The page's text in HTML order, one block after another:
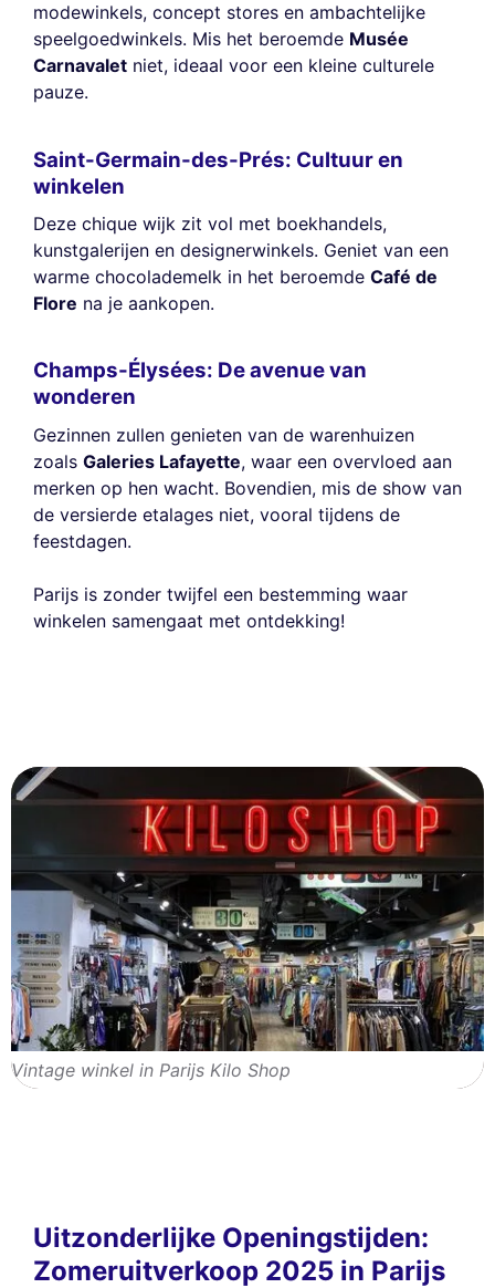
modewinkels, concept stores en ambachtelijke
speelgoedwinkels. Mis het beroemde Musée
Carnavalet niet, ideaal voor een kleine culturele
pauze.
Saint-Germain-des-Prés: Cultuur en
winkelen
Deze chique wijk zit vol met boekhandels,
kunstgalerijen en designerwinkels. Geniet van een
warme chocolademelk in het beroemde Café de
Flore na je aankopen.
Champs-Élysées: De avenue van
wonderen
Gezinnen zullen genieten van de warenhuizen
zoals Galeries Lafayette, waar een overvloed aan
merken op hen wacht. Bovendien, mis de show van
de versierde etalages niet, vooral tijdens de
feestdagen.
Parijs is zonder twijfel een bestemming waar
winkelen samengaat met ontdekking!
Vintage winkel in Parijs Kilo Shop
Uitzonderlijke Openingstijden:
Zomeruitverkoop 2025 in Parijs